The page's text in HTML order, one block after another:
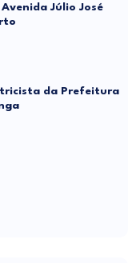
Júlio José
da Prefeitura